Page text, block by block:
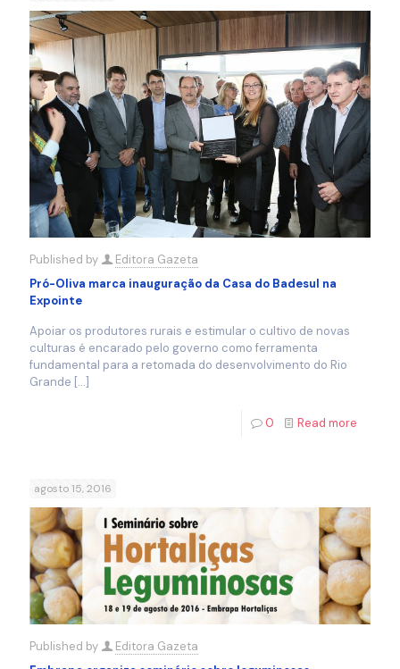
Published by
Editora Gazeta
Pró-Oliva marca inauguração da Casa do Badesul na
Expointe
Apoiar os produtores rurais e estimular o cultivo de novas
culturas é encarado pelo governo como ferramenta
fundamental para a retomada do desenvolvimento do Rio
Grande […]
0 Read more
agosto 15, 2016
Published by
Editora Gazeta